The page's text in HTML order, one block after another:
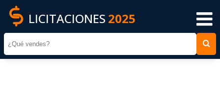
LICITACIONES 2025